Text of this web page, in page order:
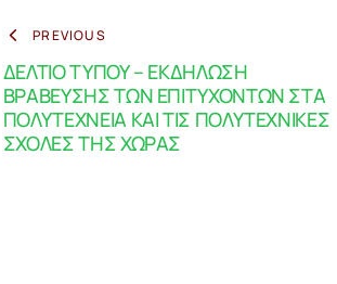
PREVIOUS
ΔΕΛΤΙΟ ΤΥΠΟΥ – ΕΚΔΗΛΩΣΗ
ΒΡΑΒΕΥΣΗΣ ΤΩΝ ΕΠΙΤΥΧΟΝΤΩΝ ΣΤΑ
ΠΟΛΥΤΕΧΝΕΙΑ ΚΑΙ ΤΙΣ ΠΟΛΥΤΕΧΝΙΚΕΣ
ΣΧΟΛΕΣ ΤΗΣ ΧΩΡΑΣ